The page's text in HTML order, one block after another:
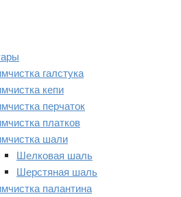
галстука
кепи
перчаток
платков
шали
Шелковая шаль
Шерстяная шаль
палантина